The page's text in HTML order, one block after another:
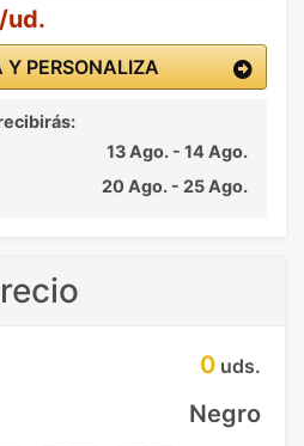
ud.
PERSONALIZA
13 Ago. - 14 Ago.
20 Ago. - 25 Ago.
0 uds.
Negro